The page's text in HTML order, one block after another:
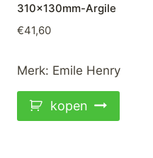
310x130mm-Argile
€41,60
Merk: Emile Henry
kopen